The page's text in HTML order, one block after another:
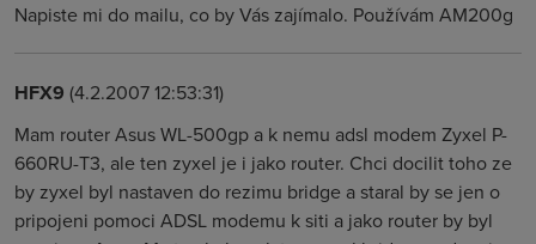
Napiste mi do mailu, co by Vás zajímalo. Používám AM200g
HFX9 (4.2.2007 12:53:31)
Mam router Asus WL-500gp a k nemu adsl modem Zyxel P-
660RU-T3, ale ten zyxel je i jako router. Chci docilit toho ze
by zyxel byl nastaven do rezimu bridge a staral by se jen o
pripojeni pomoci ADSL modemu k siti a jako router by byl